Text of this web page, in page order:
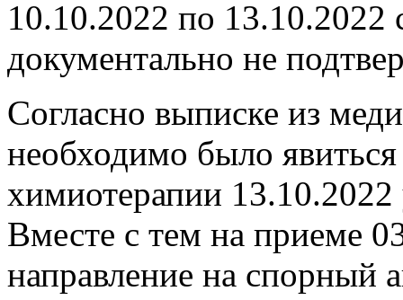
10.10.2022 по 13.10.2022
документально не
Согласно выписке из
необходимо было
химиотерапии 13.10.2022
Вместе с тем на приеме
направление на спорный